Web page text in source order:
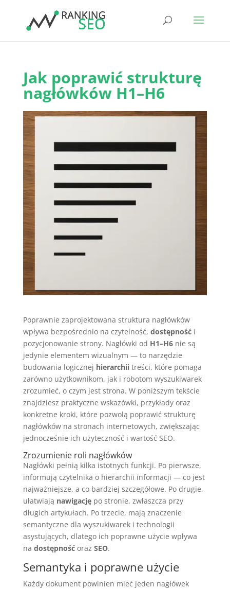
Jak poprawić strukturę
nagłówków H1–H6
Poprawnie zaprojektowana struktura nagłówków
wpływa bezpośrednio na czytelność, dostępnośći
pozycjonowanie strony. Nagłówki od H1–H6nie są
jedynie elementem wizualnym — to narzędzie
budowania logicznej hierarchiitreści, które pomaga
zarówno użytkownikom, jak i robotom wyszukiwarek
zrozumieć, o czym jest strona. W poniższym tekście
znajdziesz praktyczne wskazówki, przykłady oraz
konkretne kroki, które pozwolą poprawić strukturę
nagłówków na stronach internetowych, zwiększając
jednocześnie ich użyteczność i wartość SEO.
Zrozumienie roli nagłówków
Nagłówki pełnią kilka istotnych funkcji. Po pierwsze,
informują czytelnika o hierarchii informacji — co jest
najważniejsze, a co bardziej szczegółowe. Po drugie,
ułatwiają nawigacjępo stronie, zwłaszcza przy
długich artykułach. Po trzecie, mają znaczenie
semantyczne dla wyszukiwarek i technologii
asystujących, dlatego ich poprawne użycie wpływa
na dostępnośćoraz SEO.
Semantyka i poprawne użycie
Każdy dokument powinien mieć jeden nagłówek